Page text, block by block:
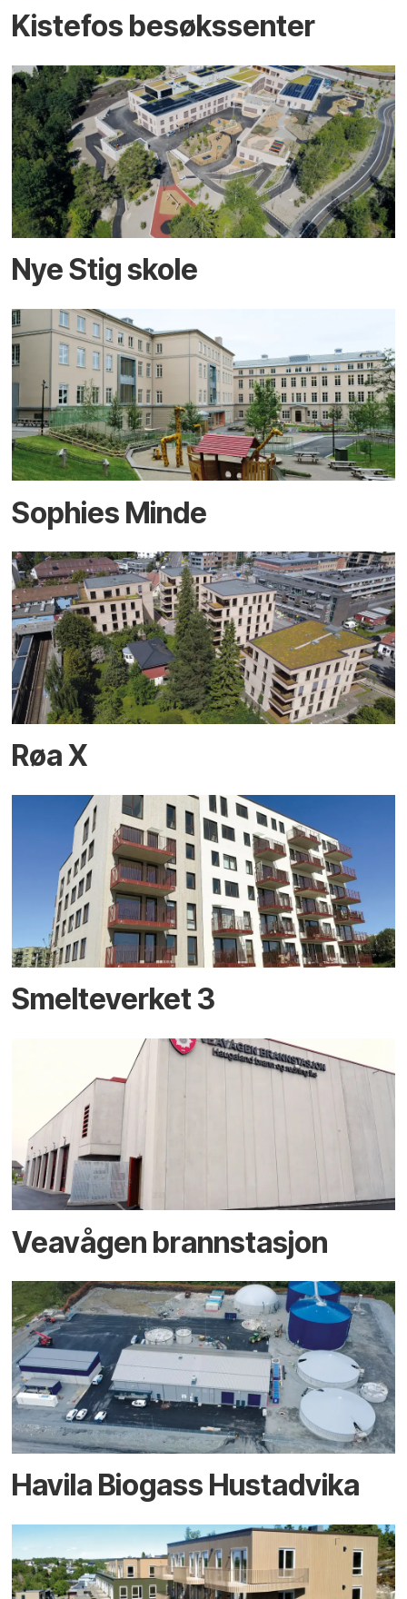
Kistefos besøkssenter
Nye Stig skole
Sophies Minde
Røa X
Smelteverket 3
Veavågen brannstasjon
Havila Biogass Hustadvika